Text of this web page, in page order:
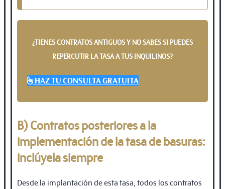
¿TIENES CONTRATOS ANTIGUOS Y NO SABES SI PUEDES
REPERCUTIR LA TASA A TUS INQUILINOS?
HAZ TU CONSULTA GRATUITA
B) Contratos posteriores a la
implementación de la tasa de basuras:
inclúyela siempre
Desde la implantación de esta tasa, todos los contratos